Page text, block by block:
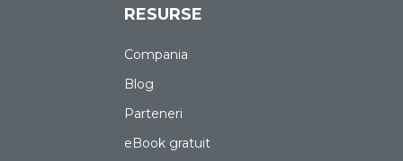
RESURSE
Compania
Blog
Parteneri
eBook gratuit